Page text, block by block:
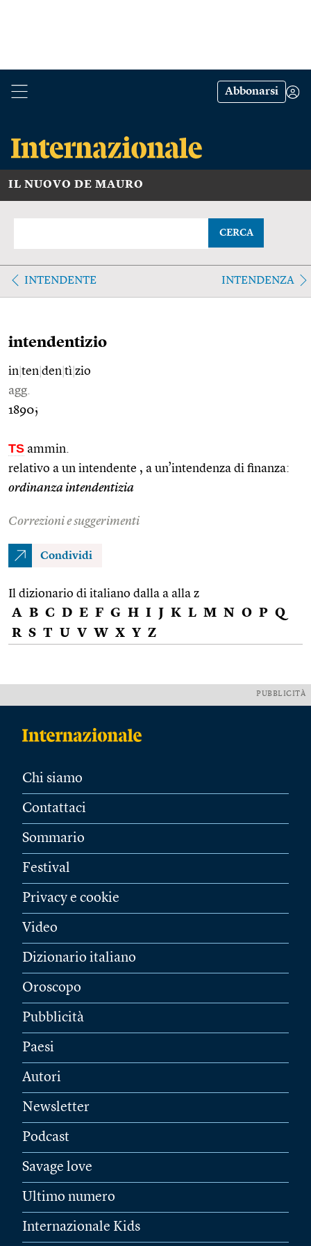
Abbonarsi
IL NUOVO DE MAURO
CERCA
INTENDENTE INTENDENZA
intendentizio
in ten den tì zio
agg.
1890;
TS ammin.
relativo a un intendente , a un’intendenza di finanza:
ordinanza intendentizia
Correzioni e suggerimenti
Condividi
Il dizionario di italiano dalla a alla z
A B C D E F G H I J K L M N O P Q
R S T U V W X Y Z
PUBBLICITÀ
Chi siamo
Contattaci
Sommario
Festival
Privacy e cookie
Video
Dizionario italiano
Oroscopo
Pubblicità
Paesi
Autori
Newsletter
Podcast
Savage love
Ultimo numero
Internazionale Kids